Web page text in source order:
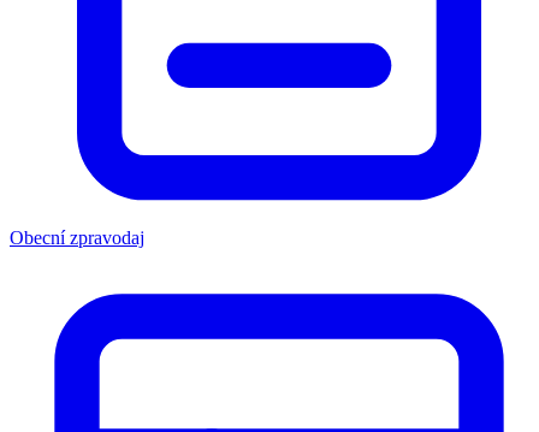
Obecní zpravodaj